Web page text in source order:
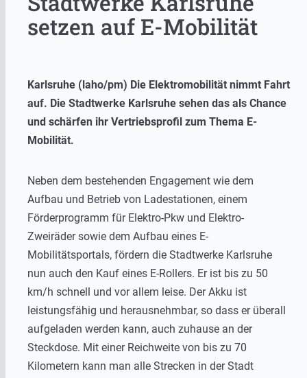
setzen auf E-Mobilität
Karlsruhe (laho/pm) Die Elektromobilität nimmt Fahrt
auf. Die Stadtwerke Karlsruhe sehen das als Chance
und schärfen ihr Vertriebsprofil zum Thema E-
Mobilität.
Neben dem bestehenden Engagement wie dem
Aufbau und Betrieb von Ladestationen, einem
Förderprogramm für Elektro-Pkw und Elektro-
Zweiräder sowie dem Aufbau eines E-
Mobilitätsportals, fördern die Stadtwerke Karlsruhe
nun auch den Kauf eines E-Rollers. Er ist bis zu 50
km/h schnell und vor allem leise. Der Akku ist
leistungsfähig und herausnehmbar, so dass er überall
aufgeladen werden kann, auch zuhause an der
Steckdose. Mit einer Reichweite von bis zu 70
Kilometern kann man alle Strecken in der Stadt